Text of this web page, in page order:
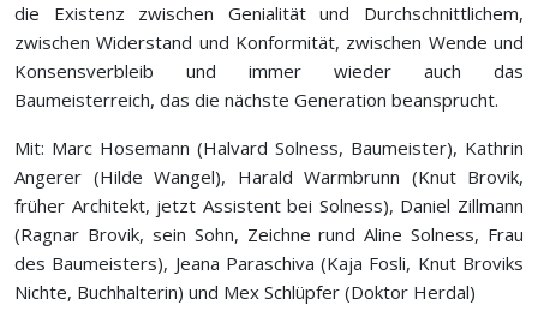
die Existenz zwischen Genialität und Durchschnittlichem,
zwischen Widerstand und Konformität, zwischen Wende und
Konsensverbleib und immer wieder auch das
Baumeisterreich, das die nächste Generation beansprucht.
Mit: Marc Hosemann (Halvard Solness, Baumeister), Kathrin
Angerer (Hilde Wangel), Harald Warmbrunn (Knut Brovik,
früher Architekt, jetzt Assistent bei Solness), Daniel Zillmann
(Ragnar Brovik, sein Sohn, Zeichne rund Aline Solness, Frau
des Baumeisters), Jeana Paraschiva (Kaja Fosli, Knut Broviks
Nichte, Buchhalterin) und Mex Schlüpfer (Doktor Herdal)